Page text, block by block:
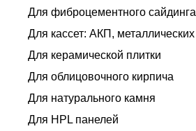
Для фиброцементного сайдинга
Для кассет: АКП, металлических
Для керамической плитки
Для облицовочного кирпича
Для натурального камня
Для HPL панелей